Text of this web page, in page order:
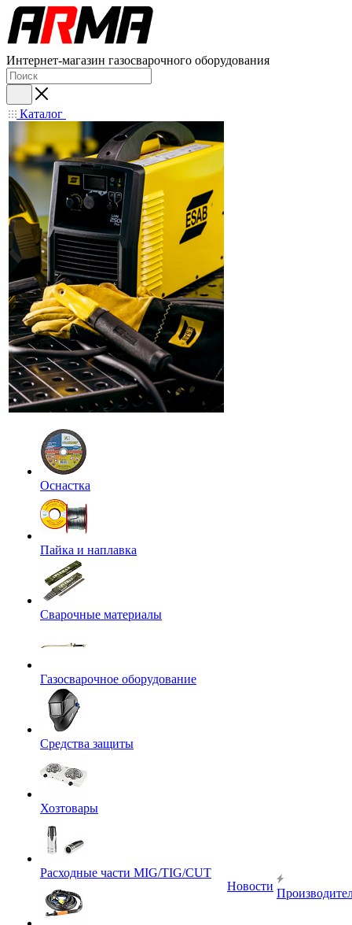
Интернет-магазин газосварочного оборудования
Каталог
Оснастка
Пайка и наплавка
Сварочные материалы
Газосварочное оборудование
Средства защиты
Хозтовары
Расходные части MIG/TIG/CUT
Новости